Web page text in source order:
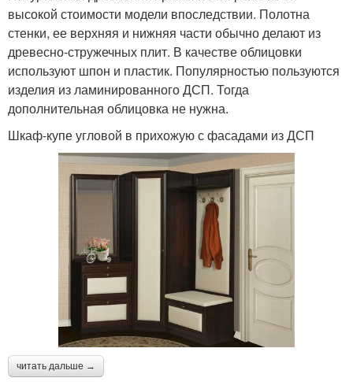
высокой стоимости модели впоследствии. Полотна
стенки, ее верхняя и нижняя части обычно делают из
древесно-стружечных плит. В качестве облицовки
используют шпон и пластик. Популярностью пользуются
изделия из ламинированного ДСП. Тогда
дополнительная облицовка не нужна.
Шкаф-купе угловой в прихожую с фасадами из ДСП
читать дальше →